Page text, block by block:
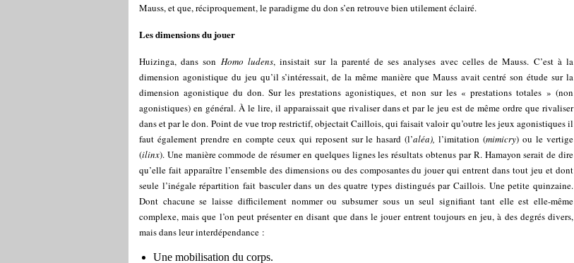
Mauss, et que, réciproquement, le paradigme du don s’en retrouve bien utilement éclairé.
Les dimensions du jouer
Huizinga, dans son Homo ludens, insistait sur la parenté de ses analyses avec celles de Mauss. C’est à la
dimension agonistique du jeu qu’il s’intéressait, de la même manière que Mauss avait centré son étude sur la
dimension agonistique du don. Sur les prestations agonistiques, et non sur les « prestations totales » (non
agonistiques) en général. À le lire, il apparaissait que rivaliser dans et par le jeu est de même ordre que rivaliser
dans et par le don. Point de vue trop restrictif, objectait Caillois, qui faisait valoir qu’outre les jeux agonistiques il
faut également prendre en compte ceux qui reposent sur le hasard (l’aléa), l’imitation (mimicry) ou le vertige
(ilinx). Une manière commode de résumer en quelques lignes les résultats obtenus par R. Hamayon serait de dire
qu’elle fait apparaître l’ensemble des dimensions ou des composantes du jouer qui entrent dans tout jeu et dont
seule l’inégale répartition fait basculer dans un des quatre types distingués par Caillois. Une petite quinzaine.
Dont chacune se laisse difficilement nommer ou subsumer sous un seul signifiant tant elle est elle-même
complexe, mais que l’on peut présenter en disant que dans le jouer entrent toujours en jeu, à des degrés divers,
mais dans leur interdépendance :
Une mobilisation du corps.